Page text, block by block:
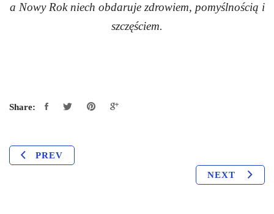
a Nowy Rok niech obdaruje zdrowiem, pomyślnością i
szczęściem.
Share:
PREV
NEXT